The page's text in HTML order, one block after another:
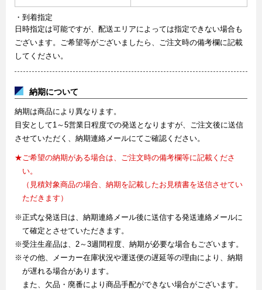
・到着指定
日時指定は可能ですが、配送エリアによっては指定できない場合も
ございます。ご希望等がございましたら、ご注文時の備考欄に記載
してください。
納期について
納期は商品により異なります。
目安として1～5営業日程度での発送となりますが、ご注文後に送信
させていただく、納期連絡メールにてご確認ください。
★ご希望の納期がある場合は、ご注文時の備考欄等に記載くださ
い。
（見積対象商品の場合、納期を記載したお見積書を送信させてい
ただきます）
※正式な発送日は、納期連絡メール後に送信する発送連絡メールに
て確定とさせていただきます。
※受注生産品は、2～3週間程度、納期が必要な場合もございます。
※その他、メーカー在庫状況や運送便の遅延等の理由により、納期
が遅れる場合があります。
また、欠品・廃番により商品手配ができない場合がございます。